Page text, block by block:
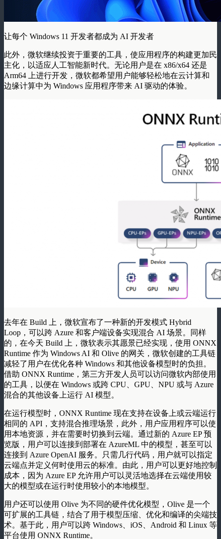
让每个 Windows 11 开发者都成为 AI 开发者
此外，微软继续投资于重要的工具，使应用程序的构建更加民
主化，以适应人工智能新时代。无论用户是在 x86/x64 还是
Arm64 上进行开发，微软都希望用户能够轻松地在云计算和
边缘计算中为 Windows 应用程序带来 AI 驱动的体验。
去年在 Build 上，微软宣布了一种新的开发模式 Hybrid
Loop，可以跨 Azure 和客户端设备实现混合 AI 场景。同样
的，在今天 Build 上，微软表示其愿景已经实现，使用 ONNX
Runtime 作为 Windows AI 和 Olive 的网关，微软创建的工具链
减轻了用户在优化各种 Windows 和其他设备模型时的负担。
借助 ONNX Runtime，第三方开发人员可以访问微软内部使用
的工具，以便在 Windows 或跨 CPU、GPU、NPU 或与 Azure
混合的其他设备上运行 AI 模型。
在运行模型时，ONNX Runtime 现在支持在设备上或云端运行
相同的 API，支持混合推理场景，此外，用户应用程序可以使
用本地资源，并在需要时切换到云端。通过新的 Azure EP 预
览版，用户可以连接到部署在 AzureML 中的模型，甚至可以
连接到 Azure OpenAI 服务。只需几行代码，用户就可以指定
云端点并定义何时使用云的标准。由此，用户可以更好地控制
成本，因为 Azure EP 允许用户可以灵活地选择在云端使用较
大的模型或在运行时使用较小的本地模型。
用户还可以使用 Olive 为不同的硬件优化模型，Olive 是一个
可扩展的工具链，结合了用于模型压缩、优化和编译的尖端技
术。基于此，用户可以跨 Windows、iOS、Android 和 Linux 等
平台使用 ONNX Runtime。